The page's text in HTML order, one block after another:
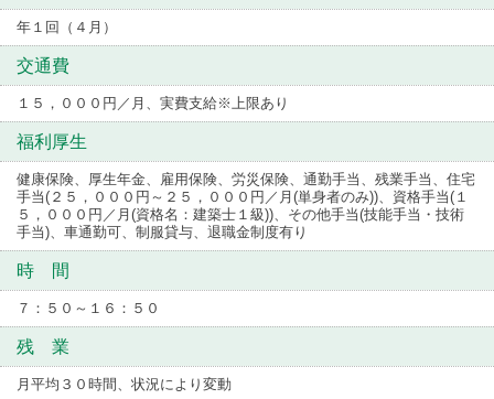
年１回（４月）
交通費
１５，０００円／月、実費支給※上限あり
福利厚生
健康保険、厚生年金、雇用保険、労災保険、通勤手当、残業手当、住宅
手当(２５，０００円～２５，０００円／月(単身者のみ))、資格手当(１
５，０００円／月(資格名：建築士１級))、その他手当(技能手当・技術
手当)、車通勤可、制服貸与、退職金制度有り
時 間
７：５０～１６：５０
残 業
月平均３０時間、状況により変動